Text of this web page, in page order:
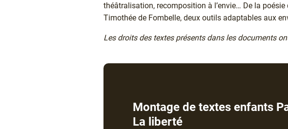
théâtralisation, recomposition à l’envie… De la
Timothée de Fombelle, deux outils adaptables aux
Les droits des textes présents dans les documents
Montage de textes enfants
La liberté